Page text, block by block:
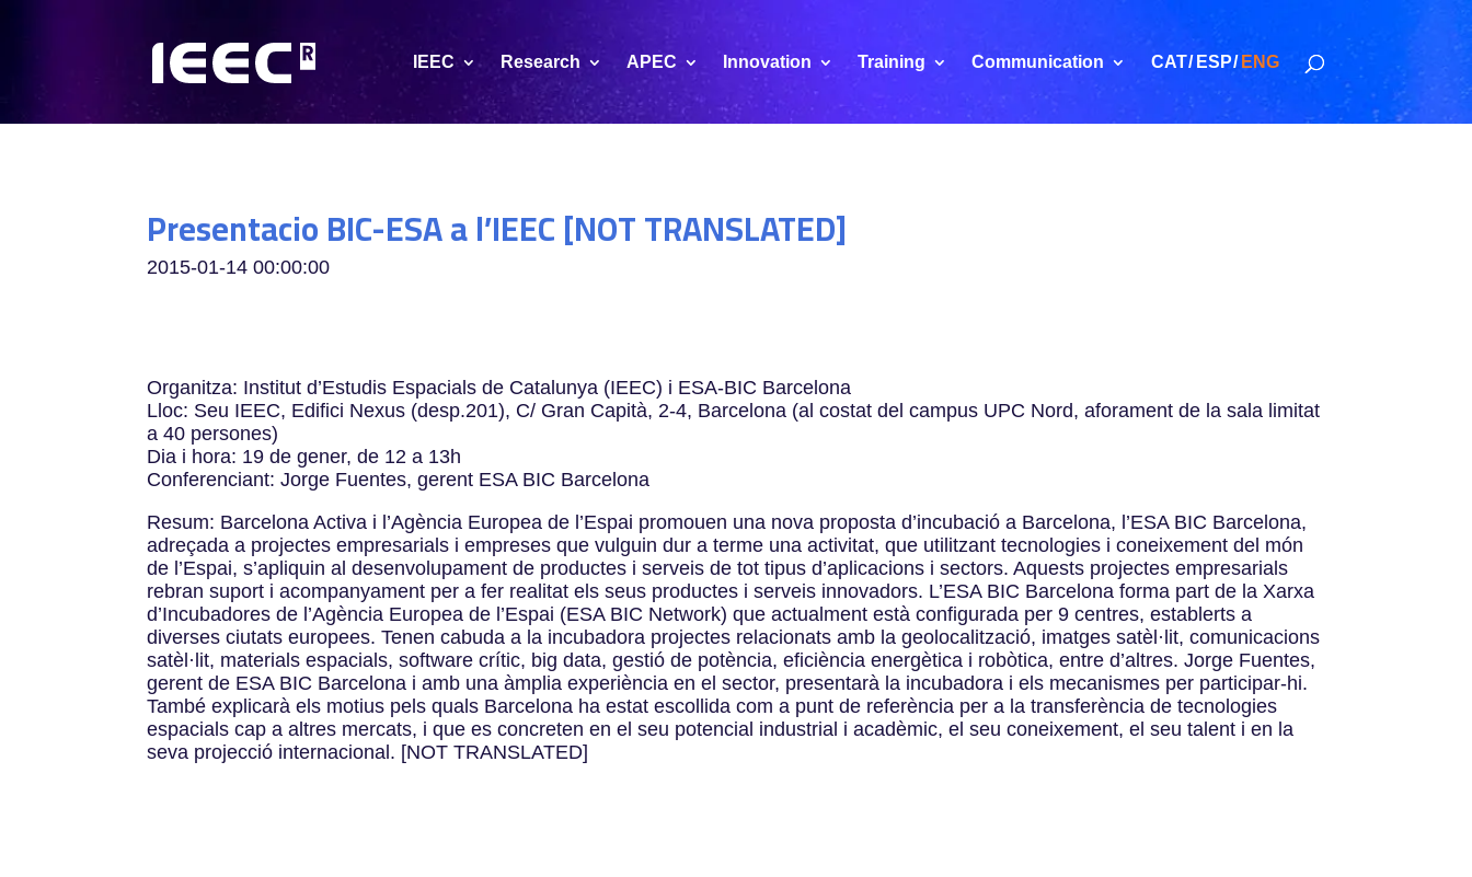
IEEC Research APEC Innovation Training Communication CAT ESP ENG
Presentacio BIC-ESA a l’IEEC [NOT TRANSLATED]
2015-01-14 00:00:00
Organitza: Institut d’Estudis Espacials de Catalunya (IEEC) i ESA-BIC Barcelona
Lloc: Seu IEEC, Edifici Nexus (desp.201), C/ Gran Capità, 2-4, Barcelona (al costat del campus UPC Nord, aforament de la sala limitat
a 40 persones)
Dia i hora: 19 de gener, de 12 a 13h
Conferenciant: Jorge Fuentes, gerent ESA BIC Barcelona
Resum: Barcelona Activa i l’Agència Europea de l’Espai promouen una nova proposta d’incubació a Barcelona, l’ESA BIC Barcelona,
adreçada a projectes empresarials i empreses que vulguin dur a terme una activitat, que utilitzant tecnologies i coneixement del món
de l’Espai, s’apliquin al desenvolupament de productes i serveis de tot tipus d’aplicacions i sectors. Aquests projectes empresarials
rebran suport i acompanyament per a fer realitat els seus productes i serveis innovadors. L’ESA BIC Barcelona forma part de la Xarxa
d’Incubadores de l’Agència Europea de l’Espai (ESA BIC Network) que actualment està configurada per 9 centres, establerts a
diverses ciutats europees. Tenen cabuda a la incubadora projectes relacionats amb la geolocalització, imatges satèl·lit, comunicacions
satèl·lit, materials espacials, software crític, big data, gestió de potència, eficiència energètica i robòtica, entre d’altres. Jorge Fuentes,
gerent de ESA BIC Barcelona i amb una àmplia experiència en el sector, presentarà la incubadora i els mecanismes per participar-hi.
També explicarà els motius pels quals Barcelona ha estat escollida com a punt de referència per a la transferència de tecnologies
espacials cap a altres mercats, i que es concreten en el seu potencial industrial i acadèmic, el seu coneixement, el seu talent i en la
seva projecció internacional. [NOT TRANSLATED]